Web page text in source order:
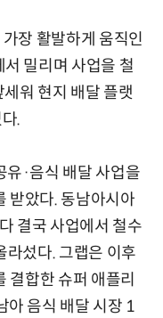
장 활발하게 움직인
밀리며 사업을 철
워 현지 배달 플랫
.
·음식 배달 사업을
받았다. 동남아시아
결국 사업에서 철수
라섰다. 그랩은 이후
결합한 슈퍼 애플리
아 음식 배달 시장 1